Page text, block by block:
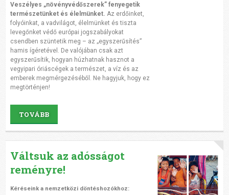
Veszélyes „növényvédőszerek” fenyegetik
természetünket és élelmünket. Az erdőinket,
folyóinkat, a vadvilágot, élelmünket és tiszta
levegőnket védő európai jogszabályokat
csendben szüntetik meg – az „egyszerűsítés”
hamis ígéretével. De valójában csak azt
egyszerűsítik, hogyan húzhatnak hasznot a
vegyipari óriáscégek a természet, a víz és az
emberek megmérgezéséből. Ne hagyjuk, hogy ez
megtörténjen!
TOVÁBB
Váltsuk az adósságot
reményre!
Kéréseinka nemzetközi döntéshozókhoz: